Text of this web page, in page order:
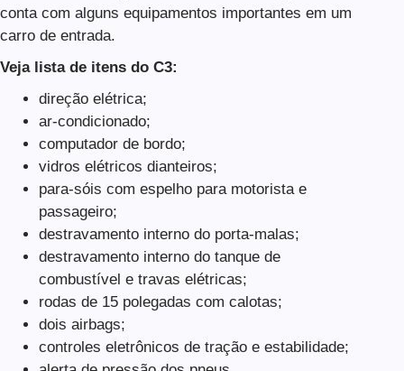
conta com alguns equipamentos importantes em um
carro de entrada.
Veja lista de itens do C3:
direção elétrica;
ar-condicionado;
computador de bordo;
vidros elétricos dianteiros;
para-sóis com espelho para motorista e
passageiro;
destravamento interno do porta-malas;
destravamento interno do tanque de
combustível e travas elétricas;
rodas de 15 polegadas com calotas;
dois airbags;
controles eletrônicos de tração e estabilidade;